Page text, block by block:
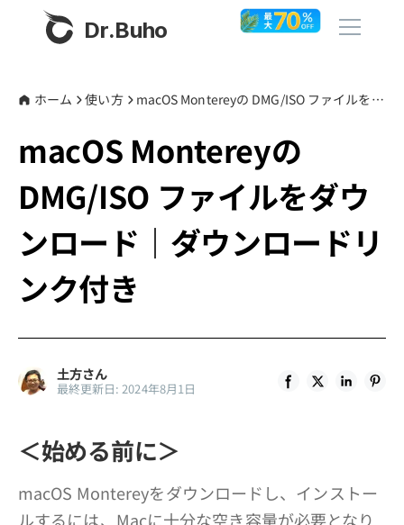
Dr.Buho
製品
BuhoCleaner
BuhoUnlocker
BuhoRepair
BuhoNTFS
ストア
Dr.Buhoについて
サポート
利用規約
返金について
ホーム 使い方 macOS Montereyの DMG/ISO ファイルをダウンロード｜ダウンロードリンク付き
macOS Montereyの
DMG/ISO ファイルをダウ
ンロード｜ダウンロードリ
ンク付き
土方さん
最終更新日: 2024年8月1日
＜始める前に＞
macOS Montereyをダウンロードし、インストー
ルするには、Macに十分な空き容量が必要となり